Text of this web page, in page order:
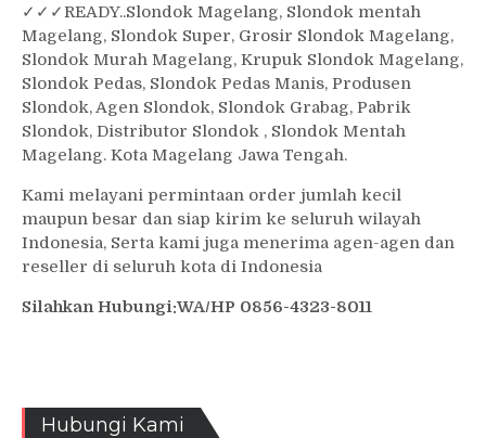
✓ ✓✓READY..Slondok Magelang, Slondok mentah
Magelang, Slondok Super, Grosir Slondok Magelang,
Slondok Murah Magelang, Krupuk Slondok Magelang,
Slondok Pedas, Slondok Pedas Manis, Produsen
Slondok, Agen Slondok, Slondok Grabag, Pabrik
Slondok, Distributor Slondok , Slondok Mentah
Magelang. Kota Magelang Jawa Tengah.
Kami melayani permintaan order jumlah kecil
maupun besar dan siap kirim ke seluruh wilayah
Indonesia, Serta kami juga menerima agen-agen dan
reseller di seluruh kota di Indonesia
Silahkan Hubungi:WA/HP 0856-4323-8011
Hubungi Kami